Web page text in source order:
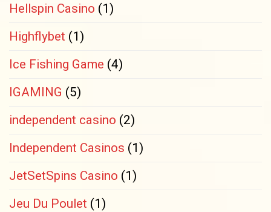
Hellspin Casino (1)
Highflybet (1)
Ice Fishing Game (4)
IGAMING (5)
independent casino (2)
Independent Casinos (1)
JetSetSpins Casino (1)
Jeu Du Poulet (1)